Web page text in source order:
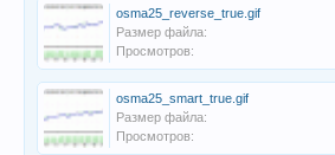
osma25_reverse_true.gif
Размер файла:
Просмотров:
osma25_smart_true.gif
Размер файла:
Просмотров: